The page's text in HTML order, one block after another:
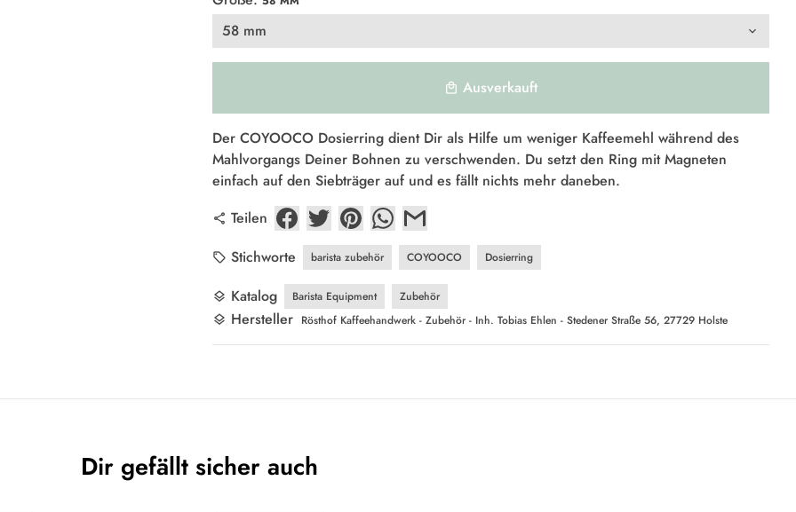
local_mall Ausverkauft
Der COYOOCO Dosierring dient Dir als Hilfe um weniger Kaffeemehl während des
Mahlvorgangs Deiner Bohnen zu verschwenden. Du setzt den Ring mit Magneten
einfach auf den Siebträger auf und es fällt nichts mehr daneben.
share Teilen
local_offer Stichworte barista zubehör COYOOCO Dosierring
layers Katalog Barista Equipment Zubehör
layers Hersteller Rösthof Kaffeehandwerk - Zubehör - Inh. Tobias Ehlen - Stedener Straße 56, 27729 Holste
Dir gefällt sicher auch